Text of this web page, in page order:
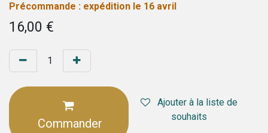
Précommande : expédition le 16 avril
16,00 €
Commander
souhaits